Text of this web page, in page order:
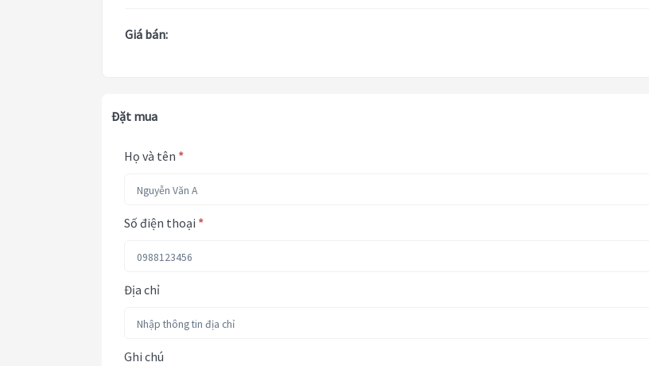
Giá bán:
Đặt mua
Họ và tên *
Số điện thoại *
Địa chỉ
Ghi chú